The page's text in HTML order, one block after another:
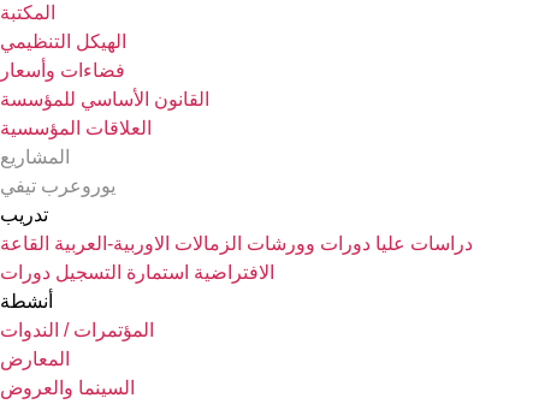
المكتبة
الهيكل التنظيمي
فضاءات وأسعار
القانون الأساسي للمؤسسة
العلاقات المؤسسية
المشاريع
يوروعرب تيفي
تدريب
دراسات عليا دورات وورشات الزمالات الاوربية-العربية القاعة
الافتراضية استمارة التسجيل دورات
أنشطة
المؤتمرات / الندوات
المعارض
السينما والعروض